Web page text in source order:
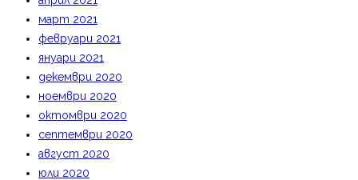
март 2021
февруари 2021
януари 2021
декември 2020
ноември 2020
октомври 2020
септември 2020
август 2020
юли 2020